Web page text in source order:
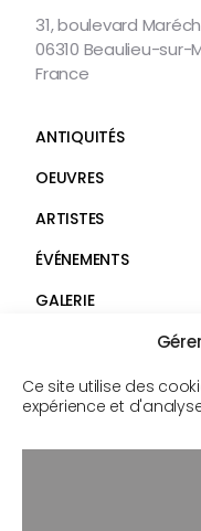
Ce site utilise des
expérience et
31, boulevard
06310 Beaulieu-sur-
France
ANTIQUITÉS
OEUVRES
ARTISTES
ÉVÉNEMENTS
GALERIE
CONTACT
Suivez-
nous
©